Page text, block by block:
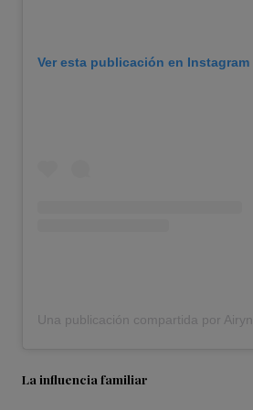
Ver esta publicación en Instagram
La influencia familiar